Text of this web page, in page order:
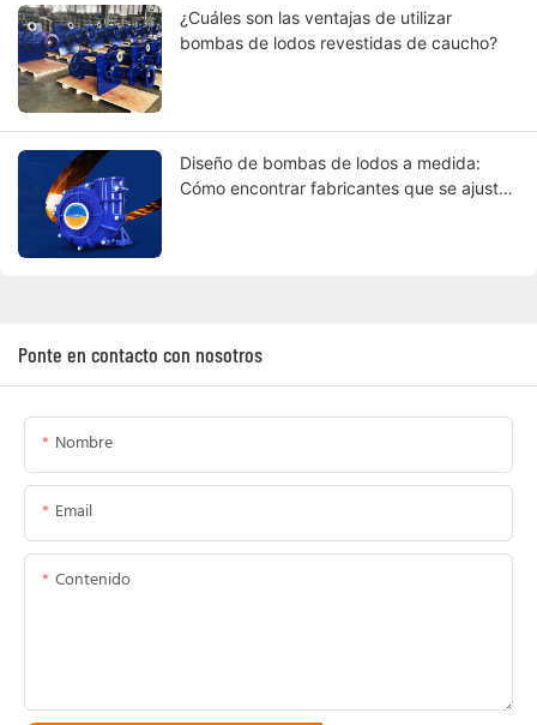
¿Cuáles son las ventajas de utilizar
bombas de lodos revestidas de caucho?
Diseño de bombas de lodos a medida:
Cómo encontrar fabricantes que se ajusten
Ponte en contacto con nosotros
Nombre
Email
Contenido